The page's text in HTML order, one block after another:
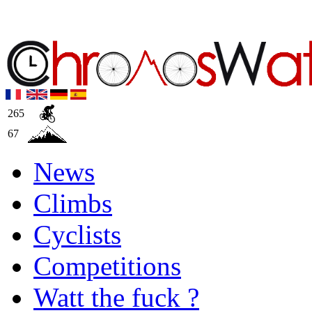
265
67
News
Climbs
Cyclists
Competitions
Watt the fuck ?